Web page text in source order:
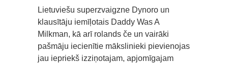
Lietuviešu superzvaigzne Dynoro un
klausītāju iemīļotais Daddy Was A
Milkman, kā arī rolands če un vairāki
pašmāju iecienītie mākslinieki pievienojas
jau iepriekš izziņotajam, apjomīgajam